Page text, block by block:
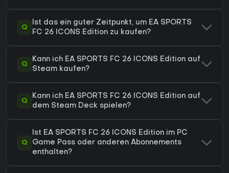
Q
Ist das ein guter Zeitpunkt, um EA SPORTS
FC 26 ICONS Edition zu kaufen?
Q
Kann ich EA SPORTS FC 26 ICONS Edition auf
Steam kaufen?
Q
Kann ich EA SPORTS FC 26 ICONS Edition auf
dem Steam Deck spielen?
Q
Ist EA SPORTS FC 26 ICONS Edition im PC
Game Pass oder anderen Abonnements
enthalten?